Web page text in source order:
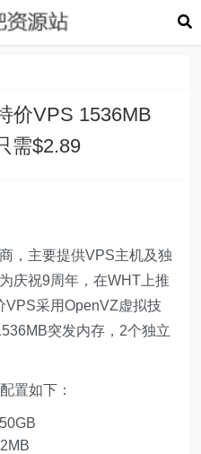
价VPS 1536MB
需$2.89
，主要提供VPS主机及独
庆祝9周年，在WHT上推
VPS采用OpenVZ虚拟技
突发内存，2个独立
置如下：